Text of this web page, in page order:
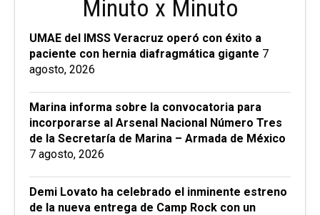
Minuto x Minuto
UMAE del IMSS Veracruz operó con éxito a
paciente con hernia diafragmática gigante 7
agosto, 2026
Marina informa sobre la convocatoria para
incorporarse al Arsenal Nacional Número Tres
de la Secretaría de Marina – Armada de México
7 agosto, 2026
Demi Lovato ha celebrado el inminente estreno
de la nueva entrega de Camp Rock con un